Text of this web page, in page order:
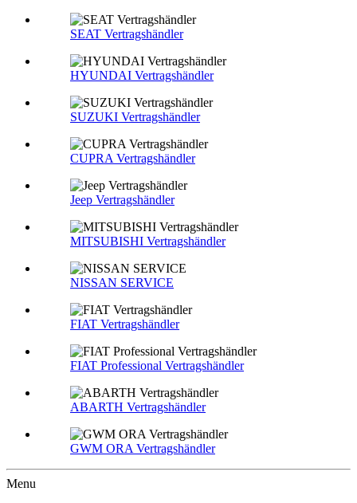
SEAT Vertragshändler
HYUNDAI Vertragshändler
SUZUKI Vertragshändler
CUPRA Vertragshändler
Jeep Vertragshändler
MITSUBISHI Vertragshändler
NISSAN SERVICE
FIAT Vertragshändler
FIAT Professional Vertragshändler
ABARTH Vertragshändler
GWM ORA Vertragshändler
Menu